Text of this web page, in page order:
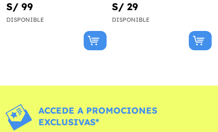
S/ 99
DISPONIBLE
S/ 29
DISPONIBLE
ACCEDE A PROMOCIONES
EXCLUSIVAS*